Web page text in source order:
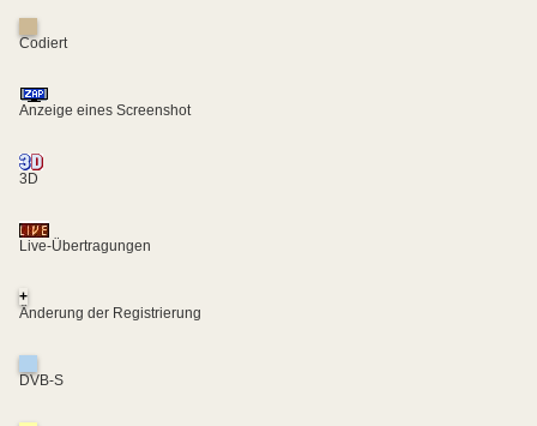
Codiert
Anzeige eines Screenshot
3D
Live-Übertragungen
+
Änderung der Registrierung
DVB-S